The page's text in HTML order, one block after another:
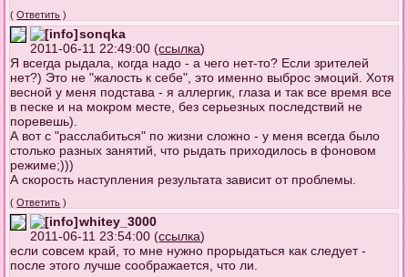
(Ответить )
sonqka
2011-06-11 22:49:00 (ссылка)
Я всегда рыдала, когда надо - а чего нет-то? Если зрителей
нет?) Это не "жалость к себе", это именно выброс эмоций. Хотя
весной у меня подстава - я аллергик, глаза и так все время все
в песке и на мокром месте, без серьезных последствий не
поревешь).
А вот с "расслабиться" по жизни сложно - у меня всегда было
столько разных занятий, что рыдать приходилось в фоновом
режиме;)))
А скорость наступления результата зависит от проблемы.
(Ответить )
whitey_3000
2011-06-11 23:54:00 (ссылка)
если совсем край, то мне нужно прорыдаться как следует -
после этого лучше соображается, что ли.